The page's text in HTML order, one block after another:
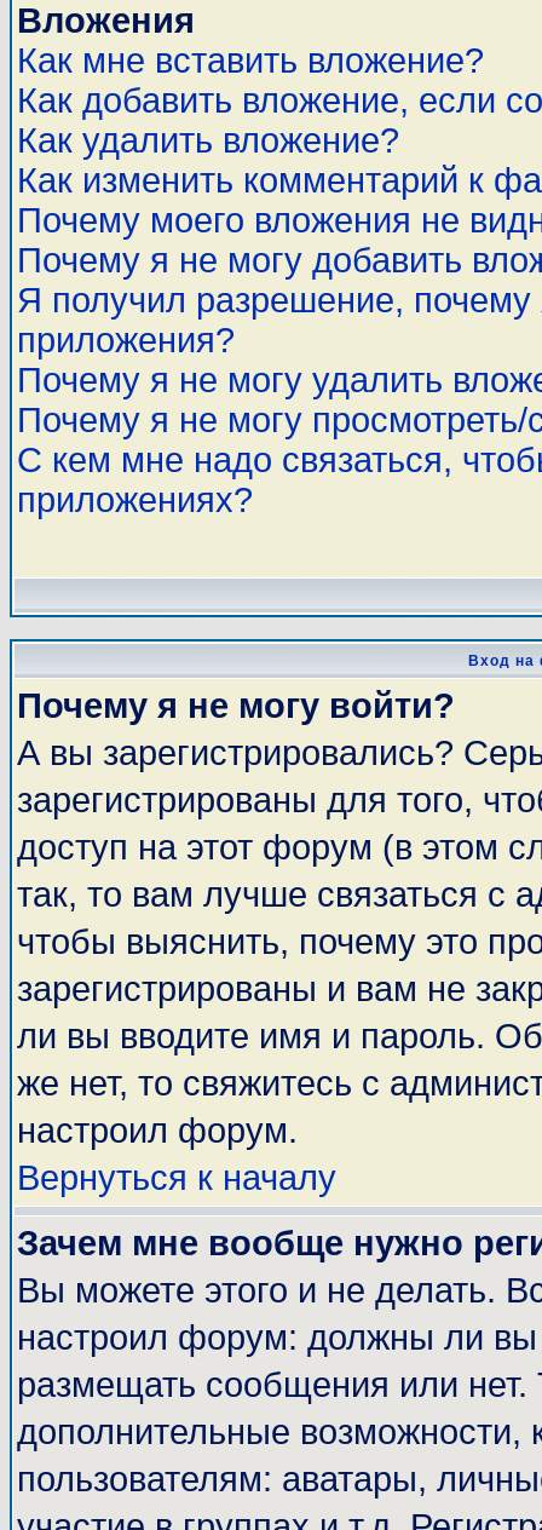
Вложения
Как мне вставить вложение?
Как добавить вложение, если
Как удалить вложение?
Как изменить комментарий к
Почему моего вложения не
Почему я не могу добавить
Я получил разрешение,
приложения?
Почему я не могу удалить
Почему я не могу просмотреть/
С кем мне надо связаться,
приложениях?
Вход на
Почему я не могу войти?
А вы зарегистрировались?
зарегистрированы для того,
доступ на этот форум (в этом
так, то вам лучше связаться с
чтобы выяснить, почему это
зарегистрированы и вам не
ли вы вводите имя и пароль.
же нет, то свяжитесь с
настроил форум.
Вернуться к началу
Зачем мне вообще нужно
Вы можете этого и не делать.
настроил форум: должны ли вы
размещать сообщения или
дополнительные
пользователям: аватары,